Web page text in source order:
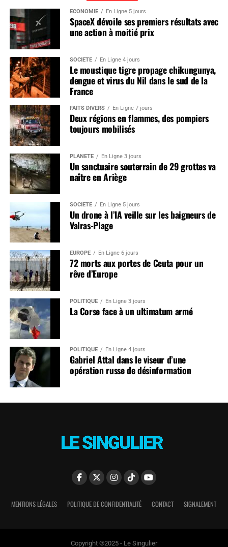
ÉCONOMIE En Ligne 5 jours
SpaceX dévoile ses premiers résultats avec
une action à moitié prix
SOCIÉTÉ En Ligne 4 jours
Le moustique tigre propage chikungunya,
dengue et virus du Nil dans le sud de la
France
FAITS DIVERS En Ligne 7 jours
Deux régions en flammes, des pompiers
toujours mobilisés
PLANÈTE En Ligne 3 jours
Un sanctuaire souterrain de 29 grottes va
naître en Ariège
SOCIÉTÉ En Ligne 5 jours
Un drone à l’IA veille sur les baigneurs de
Valras-Plage
EUROPE En Ligne 6 jours
72 morts aux portes de Ceuta pour un
rêve d’Europe
POLITIQUE En Ligne 3 jours
La Corse face à un ultimatum armé
POLITIQUE En Ligne 4 jours
Gabriel Attal dans le viseur d’une
opération russe de désinformation
MENTIONS LÉGALES POLITIQUE DE CONFIDENTIALITÉ CONTACT SIGNALEMENT
Copyright ©2025 - Le Singulier